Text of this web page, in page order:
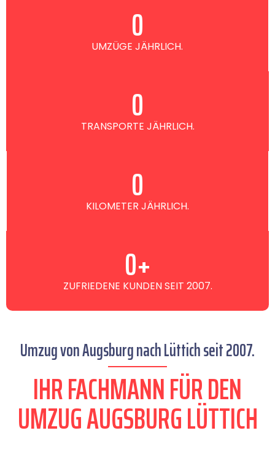
UMZÜGE JÄHRLICH.
0
TRANSPORTE JÄHRLICH.
0
KILOMETER JÄHRLICH.
0
ZUFRIEDENE KUNDEN SEIT 2007.
0+
Umzug von Augsburg nach Lüttich seit 2007.
IHR FACHMANN FÜR DEN
UMZUG AUGSBURG LÜTTICH